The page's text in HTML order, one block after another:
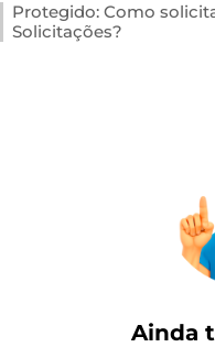
Protegido: Como
Solicitações?
Ainda